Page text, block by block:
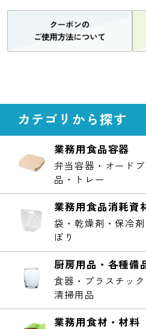
カテゴリから探す
業務用食品容器
弁当容器・オード
品・トレー
業務用食品消耗資
袋・乾燥剤・保冷
ぼり
厨房用品・各種備
食器・プラスチッ
清掃用品
業務用食材・材料